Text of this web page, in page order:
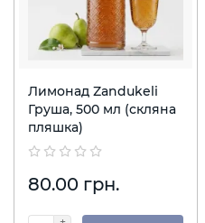
Лимонад Zandukeli
Груша, 500 мл (скляна
пляшка)
80.00 грн.